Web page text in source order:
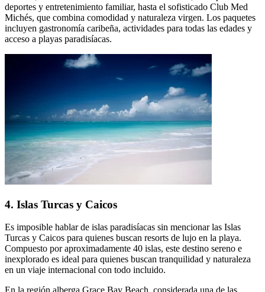
deportes y entretenimiento familiar, hasta el sofisticado Club Med
Michés, que combina comodidad y naturaleza virgen. Los paquetes
incluyen gastronomía caribeña, actividades para todas las edades y
acceso a playas paradisíacas.
4. Islas Turcas y Caicos
Es imposible hablar de islas paradisíacas sin mencionar las Islas
Turcas y Caicos para quienes buscan resorts de lujo en la playa.
Compuesto por aproximadamente 40 islas, este destino sereno e
inexplorado es ideal para quienes buscan tranquilidad y naturaleza
en un viaje internacional con todo incluido.